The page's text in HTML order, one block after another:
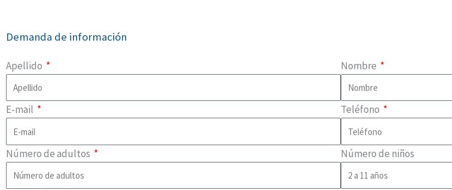
Demanda de información
Apellido Nombre
E-mail Teléfono
Número de adultos Número de niños